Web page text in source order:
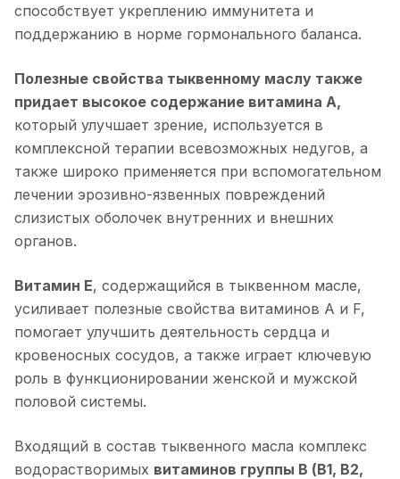
способствует укреплению иммунитета и
поддержанию в норме гормонального баланса.
Полезные свойства тыквенному маслу также
придает высокое содержание витамина А,
который улучшает зрение, используется в
комплексной терапии всевозможных недугов, а
также широко применяется при вспомогательном
лечении эрозивно-язвенных повреждений
слизистых оболочек внутренних и внешних
органов.
Витамин Е, содержащийся в тыквенном масле,
усиливает полезные свойства витаминов А и F,
помогает улучшить деятельность сердца и
кровеносных сосудов, а также играет ключевую
роль в функционировании женской и мужской
половой системы.
Входящий в состав тыквенного масла комплекс
водорастворимых витаминов группы B (В1, В2,